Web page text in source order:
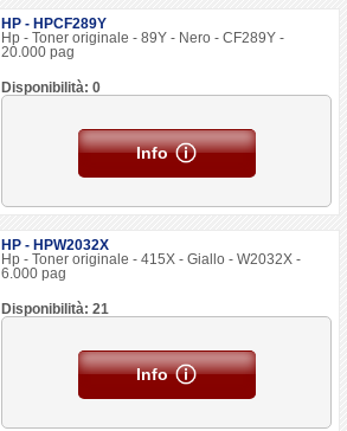
HP - HPCF289Y
Hp - Toner originale - 89Y - Nero - CF289Y -
20.000 pag
Disponibilità: 0
Info
HP - HPW2032X
Hp - Toner originale - 415X - Giallo - W2032X -
6.000 pag
Disponibilità: 21
Info